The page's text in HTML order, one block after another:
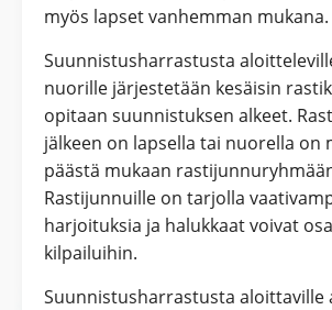
myös lapset vanhemman mukana.
Suunnistusharrastusta
nuorille järjestetään kesäisin
opitaan suunnistuksen alkeet.
jälkeen on lapsella tai nuorella on
päästä mukaan
Rastijunnuille on tarjolla
harjoituksia ja halukkaat voivat
kilpailuihin.
Suunnistusharrastusta aloittaville